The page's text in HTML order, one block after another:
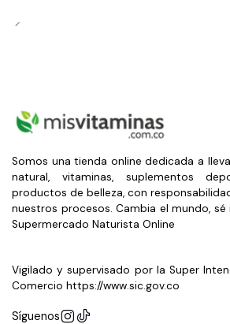
Somos una tienda online dedicada a
natural, vitaminas, suplementos
productos de belleza, con
nuestros procesos. Cambia el mundo, sé
Supermercado Naturista Online
Vigilado y supervisado por la Super
Comercio https://www.sic.gov.co
Síguenos